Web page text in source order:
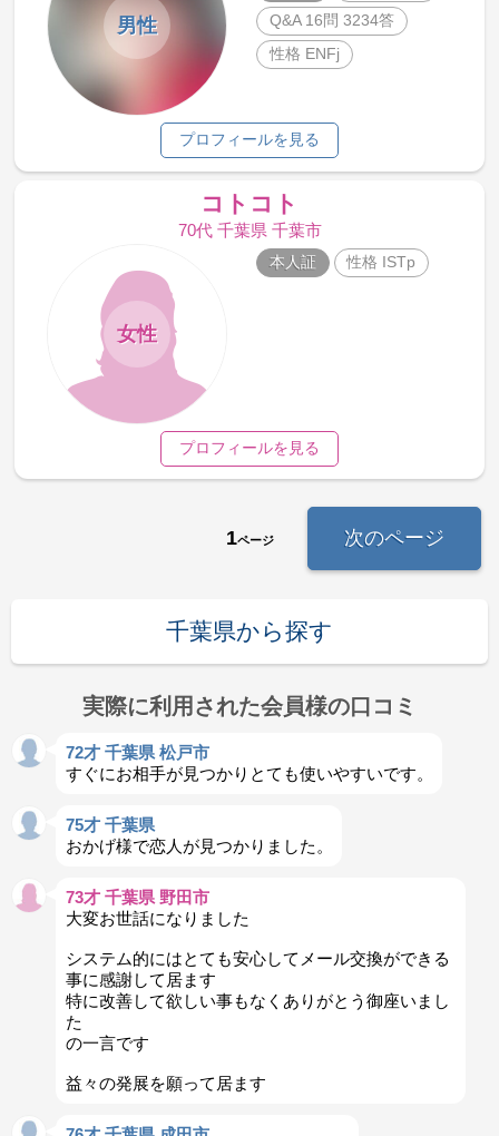
男性
Q&A 16問 3234答
性格 ENFj
プロフィールを見る
コトコト
70代 千葉県 千葉市
女性
本人証 性格 ISTp
プロフィールを見る
1ページ 次のページ
千葉県から探す
実際に利用された会員様の口コミ
72才 千葉県 松戸市
すぐにお相手が見つかりとても使いやすいです。
75才 千葉県
おかげ様で恋人が見つかりました。
73才 千葉県 野田市
大変お世話になりました
システム的にはとても安心してメール交換ができる
事に感謝して居ます
特に改善して欲しい事もなくありがとう御座いまし
た
の一言です
益々の発展を願って居ます